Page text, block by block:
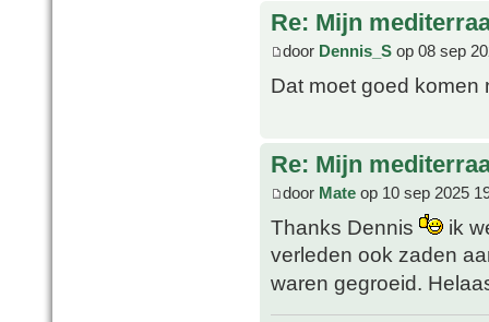
Re: Mijn
door Dennis_S op 08 sep
Dat moet goed komen
Re: Mijn
door Mate op 10 sep 2025
Thanks Dennis
ik
verleden ook zaden
waren gegroeid.